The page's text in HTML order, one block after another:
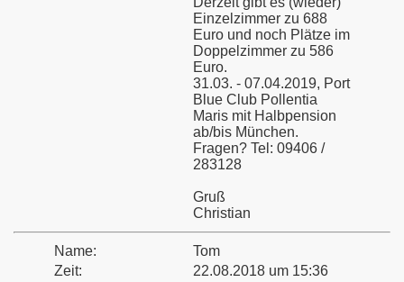
Einzelzimmer zu 688
Euro und noch Plätze im
Doppelzimmer zu 586
Euro.
31.03. - 07.04.2019, Port
Blue Club Pollentia
Maris mit Halbpension
ab/bis München.
Fragen? Tel: 09406 /
283128
Gruß
Christian
Name:
Tom
Zeit:
22.08.2018 um 15:36